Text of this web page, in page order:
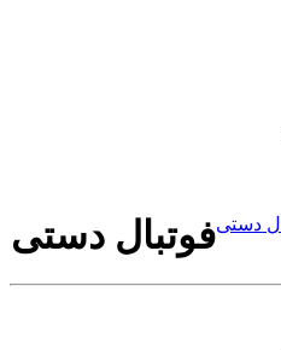
فوتبال دستی